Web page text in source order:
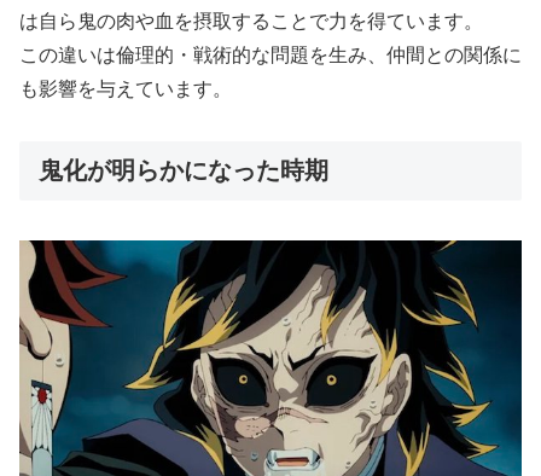
は自ら鬼の肉や血を摂取することで力を得ています。
この違いは倫理的・戦術的な問題を生み、仲間との関係に
も影響を与えています。
鬼化が明らかになった時期